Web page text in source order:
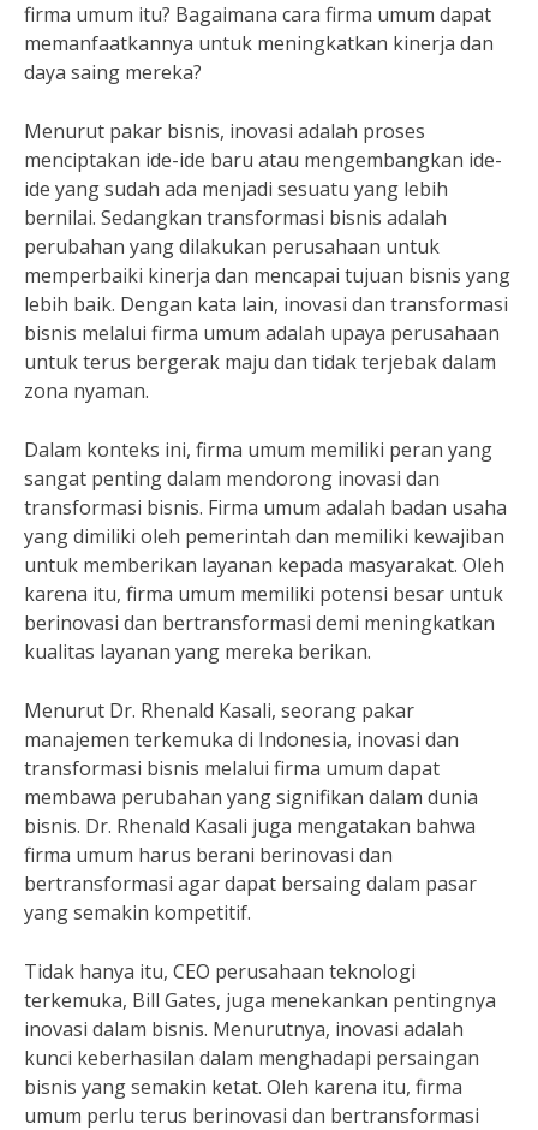
firma umum itu? Bagaimana cara firma umum dapat
memanfaatkannya untuk meningkatkan kinerja dan
daya saing mereka?
Menurut pakar bisnis, inovasi adalah proses
menciptakan ide-ide baru atau mengembangkan ide-
ide yang sudah ada menjadi sesuatu yang lebih
bernilai. Sedangkan transformasi bisnis adalah
perubahan yang dilakukan perusahaan untuk
memperbaiki kinerja dan mencapai tujuan bisnis yang
lebih baik. Dengan kata lain, inovasi dan transformasi
bisnis melalui firma umum adalah upaya perusahaan
untuk terus bergerak maju dan tidak terjebak dalam
zona nyaman.
Dalam konteks ini, firma umum memiliki peran yang
sangat penting dalam mendorong inovasi dan
transformasi bisnis. Firma umum adalah badan usaha
yang dimiliki oleh pemerintah dan memiliki kewajiban
untuk memberikan layanan kepada masyarakat. Oleh
karena itu, firma umum memiliki potensi besar untuk
berinovasi dan bertransformasi demi meningkatkan
kualitas layanan yang mereka berikan.
Menurut Dr. Rhenald Kasali, seorang pakar
manajemen terkemuka di Indonesia, inovasi dan
transformasi bisnis melalui firma umum dapat
membawa perubahan yang signifikan dalam dunia
bisnis. Dr. Rhenald Kasali juga mengatakan bahwa
firma umum harus berani berinovasi dan
bertransformasi agar dapat bersaing dalam pasar
yang semakin kompetitif.
Tidak hanya itu, CEO perusahaan teknologi
terkemuka, Bill Gates, juga menekankan pentingnya
inovasi dalam bisnis. Menurutnya, inovasi adalah
kunci keberhasilan dalam menghadapi persaingan
bisnis yang semakin ketat. Oleh karena itu, firma
umum perlu terus berinovasi dan bertransformasi